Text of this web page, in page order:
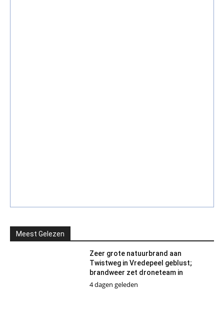
Meest Gelezen
Zeer grote natuurbrand aan
Twistweg in Vredepeel geblust;
brandweer zet droneteam in
4 dagen geleden